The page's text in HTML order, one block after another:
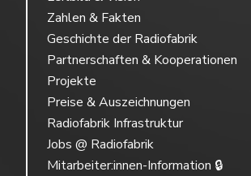
Zahlen & Fakten
Geschichte der Radiofabrik
Partnerschaften & Kooperationen
Projekte
Preise & Auszeichnungen
Radiofabrik Infrastruktur
Jobs @ Radiofabrik
Mitarbeiter:innen-Information 🔒